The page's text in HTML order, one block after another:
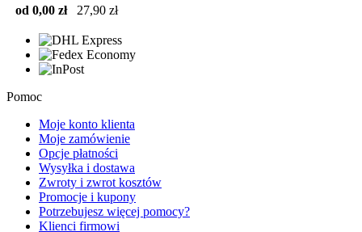
od 0,00 zł
27,90 zł
Pomoc
Moje konto klienta
Moje zamówienie
Opcje płatności
Wysyłka i dostawa
Zwroty i zwrot kosztów
Promocje i kupony
Potrzebujesz więcej pomocy?
Klienci firmowi